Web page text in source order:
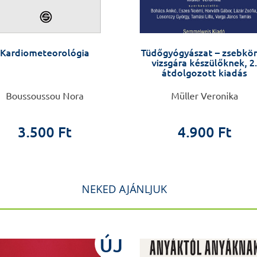
Kardiometeorológia
Boussoussou Nora
3.500 Ft
Tüdőgyógyászat –
vizsgára készülőknek, 2.
átdolgozott kiadás
Müller Veronika
4.900 Ft
NEKED AJÁNLJUK
ÚJ